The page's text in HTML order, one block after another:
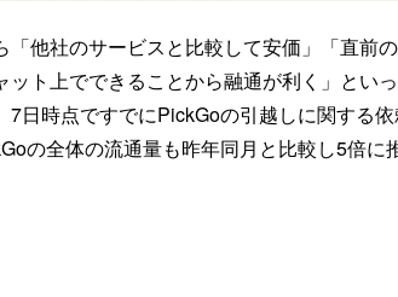
他社のサービスと比較して安価」「直前
ト上でできることから融通が利く」とい
日時点ですでにPickGoの引越しに関する
の全体の流通量も昨年同月と比較し5倍に